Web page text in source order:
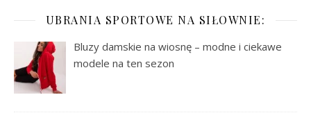
UBRANIA SPORTOWE NA SIŁOWNIE:
Bluzy damskie na wiosnę – modne i ciekawe
modele na ten sezon